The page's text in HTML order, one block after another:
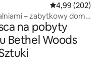
Średnia
4,99 (202)
– zabytkowy dom –
na pobyty
Bethel Woods